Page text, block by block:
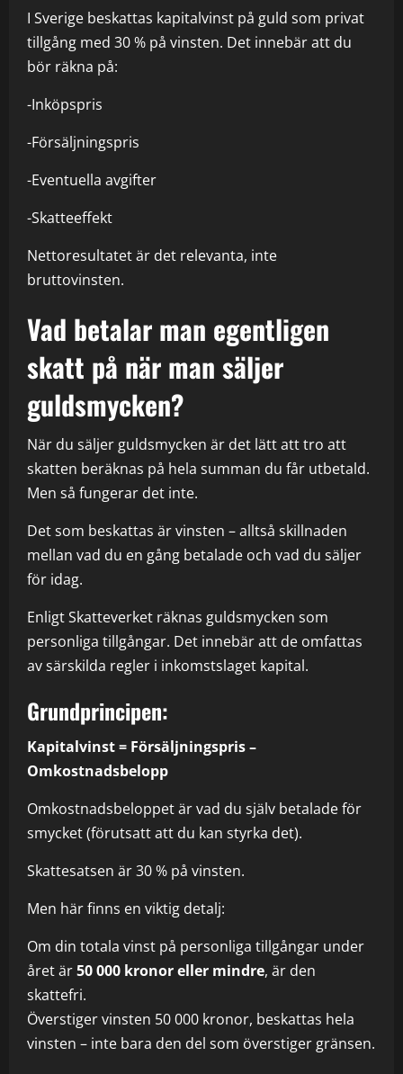
I Sverige beskattas kapitalvinst på guld som privat
tillgång med 30 % på vinsten. Det innebär att du
bör räkna på:
-Inköpspris
-Försäljningspris
-Eventuella avgifter
-Skatteeffekt
Nettoresultatet är det relevanta, inte
bruttovinsten.
Vad betalar man egentligen
skatt på när man säljer
guldsmycken?
När du säljer guldsmycken är det lätt att tro att
skatten beräknas på hela summan du får utbetald.
Men så fungerar det inte.
Det som beskattas är vinsten – alltså skillnaden
mellan vad du en gång betalade och vad du säljer
för idag.
EnligtSkatteverket räknas guldsmycken som
personliga tillgångar. Det innebär att de omfattas
av särskilda regler i inkomstslaget kapital.
Grundprincipen:
Kapitalvinst = Försäljningspris –
Omkostnadsbelopp
Omkostnadsbeloppet är vad du själv betalade för
smycket (förutsatt att du kan styrka det).
Skattesatsen är 30 % på vinsten.
Men här finns en viktig detalj:
Om din totala vinst på personliga tillgångar under
året är50 000 kronor eller mindre, är den
skattefri.
Överstiger vinsten 50 000 kronor, beskattas hela
vinsten – inte bara den del som överstiger gränsen.